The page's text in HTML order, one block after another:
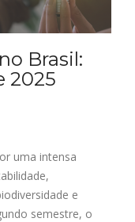
Brasil:
2025
uma intensa
e
semestre, o